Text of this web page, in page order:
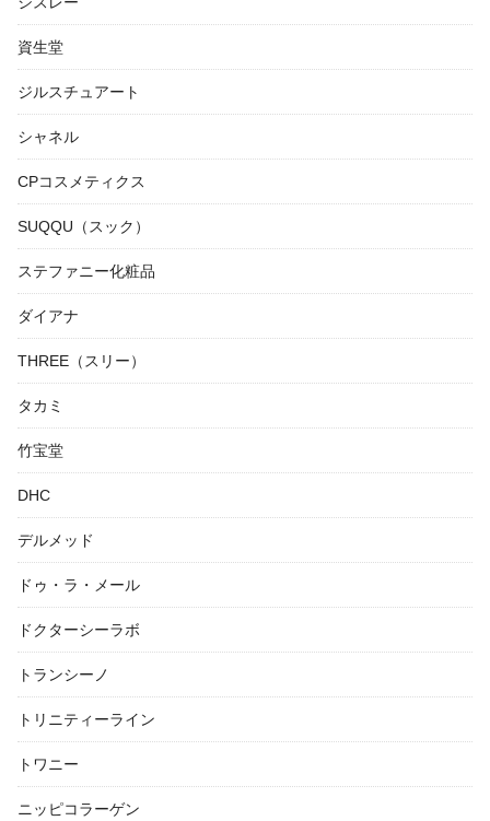
資生堂
ジルスチュアート
シャネル
CPコスメティクス
SUQQU（スック）
ステファニー化粧品
ダイアナ
THREE（スリー）
タカミ
竹宝堂
DHC
デルメッド
ドゥ・ラ・メール
ドクターシーラボ
トランシーノ
トリニティーライン
トワニー
ニッピコラーゲン